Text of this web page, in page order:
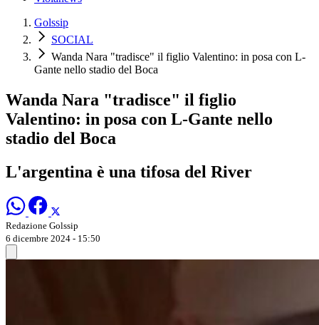
Golssip
SOCIAL
Wanda Nara "tradisce" il figlio Valentino: in posa con L-
Gante nello stadio del Boca
Wanda Nara "tradisce" il figlio
Valentino: in posa con L-Gante nello
stadio del Boca
L'argentina è una tifosa del River
Redazione Golssip
6 dicembre 2024 - 15:50